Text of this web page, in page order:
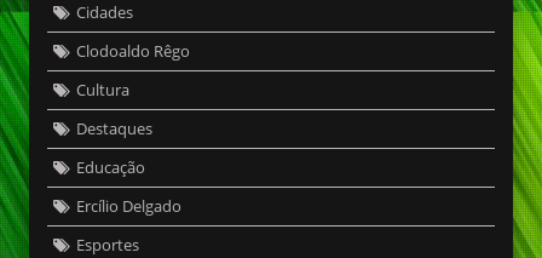
Cidades
Clodoaldo Rêgo
Cultura
Destaques
Educação
Ercílio Delgado
Esportes